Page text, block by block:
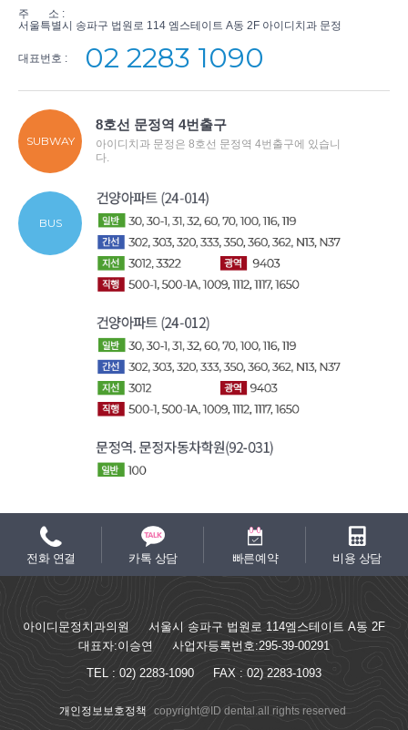
주 소 :
서울특별시 송파구 법원로 114 엠스테이트 A동 2F 아이디치과 문정
대표번호 : 02 2283 1090
SUBWAY
8호선 문정역 4번출구
아이디치과 문정은 8호선 문정역 4번출구에 있습니
다.
BUS
전화 연결 카톡 상담 빠른예약 비용 상담
아이디문정치과의원
서울시 송파구 법원로 114엠스테이트 A동 2F
대표자:이승연
사업자등록번호:295-39-00291
TEL :02) 2283-1090 FAX : 02) 2283-1093
개인정보보호정책 copyright@ID dental.all rights reserved